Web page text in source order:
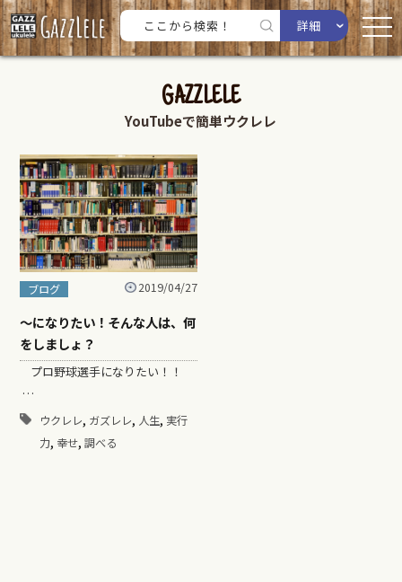
詳細
GAZZLELE
YouTubeで簡単ウクレレ
ブログ 2019/04/27
～になりたい！そんな人は、何
をしましょ？
プロ野球選手になりたい！！
…
ウクレレ, ガズレレ, 人生, 実行
力, 幸せ, 調べる